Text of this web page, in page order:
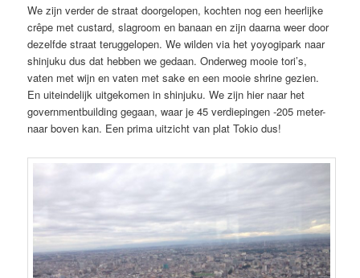
We zijn verder de straat doorgelopen, kochten nog een heerlijke
crêpe met custard, slagroom en banaan en zijn daarna weer door
dezelfde straat teruggelopen. We wilden via het yoyogipark naar
shinjuku dus dat hebben we gedaan. Onderweg mooie tori’s,
vaten met wijn en vaten met sake en een mooie shrine gezien.
En uiteindelijk uitgekomen in shinjuku. We zijn hier naar het
governmentbuilding gegaan, waar je 45 verdiepingen -205 meter-
naar boven kan. Een prima uitzicht van plat Tokio dus!